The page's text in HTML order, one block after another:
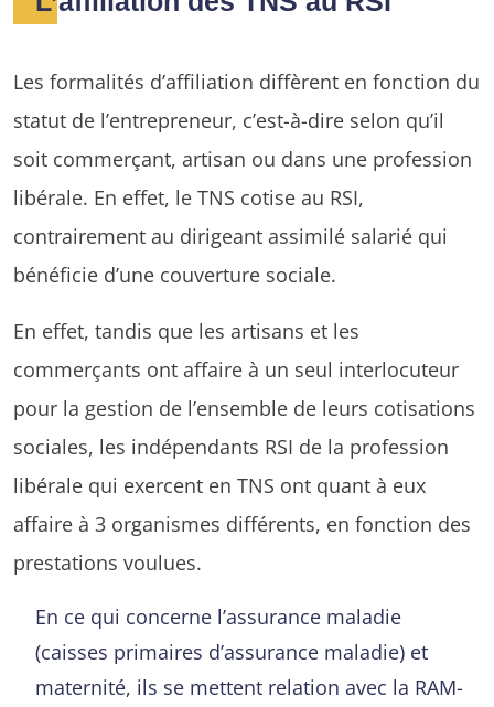
Les formalités d’affiliation diffèrent en fonction du
statut de l’entrepreneur, c’est-à-dire selon qu’il
soit commerçant, artisan ou dans une profession
libérale. En effet, le TNS cotise au RSI,
contrairement au dirigeant assimilé salarié qui
bénéficie d’une couverture sociale.
En effet, tandis que les artisans et les
commerçants ont affaire à un seul interlocuteur
pour la gestion de l’ensemble de leurs cotisations
sociales, les indépendants RSI de la profession
libérale qui exercent en TNS ont quant à eux
affaire à 3 organismes différents, en fonction des
prestations voulues.
En ce qui concerne l’assurance maladie
(caisses primaires d’assurance maladie) et
maternité, ils se mettent relation avec la RAM-